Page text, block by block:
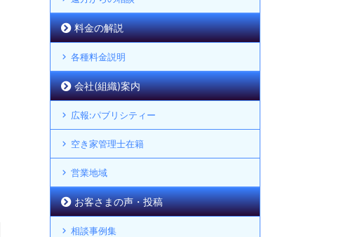
料金の解説
各種料金説明
会社(組織)案内
広報:パブリシティー
空き家管理士在籍
営業地域
お客さまの声・投稿
相談事例集